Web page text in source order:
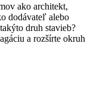
ako architekt,
dodávateľ alebo
druh stavieb?
a rozšírte okruh